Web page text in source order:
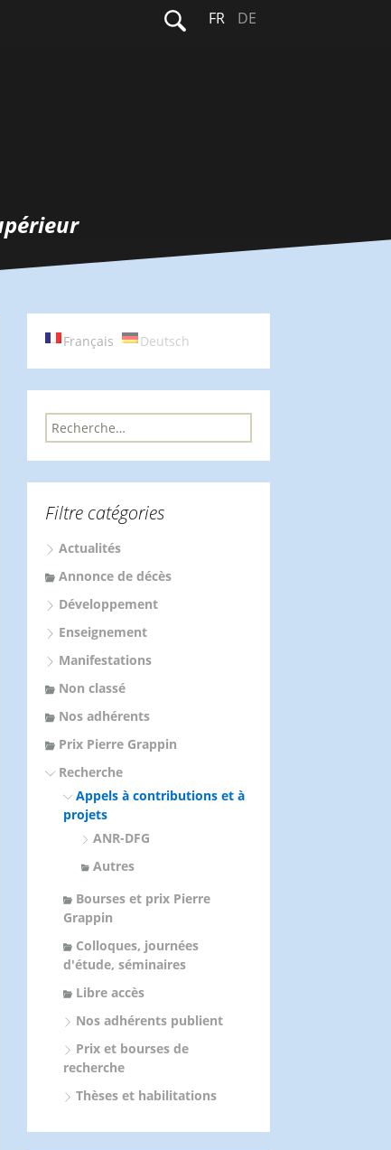
Rechercher :
FR DE
Français Deutsch
R
e
r
h
e
:
Filtre catégories
Actualités
Annonce de décès
Développement
Enseignement
Manifestations
Non classé
Nos adhérents
Prix Pierre Grappin
Recherche
Appels à contributions et à
projets
ANR-DFG
Autres
Bourses et prix Pierre
Grappin
Colloques, journées
d'étude, séminaires
Libre accès
Nos adhérents publient
Prix et bourses de
recherche
Thèses et habilitations